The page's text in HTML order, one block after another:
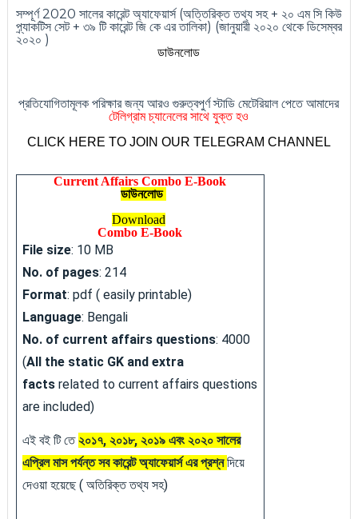
সম্পূর্ণ 2020 সালের কারেন্ট অ্যাফেয়ার্স (অত্তিরিক্ত তথ্য সহ + ২০ এম সি কিউ
প্র্যাকটিস সেট + ৩৯ টি কারেন্ট জি কে এর তালিকা) (জানুয়ারী ২০২০ থেকে ডিসেম্বর
২০২০ )
ডাউনলোড
প্রতিযোগিতামূলক পরিক্ষার জন্য আরও গুরুত্বপুর্ণ স্টাডি মেটেরিয়াল পেতে আমাদের
টেলিগ্রাম চ্যানেলের সাথে যুক্ত হও
CLICK HERE TO JOIN OUR TELEGRAM CHANNEL
Current Affairs Combo E-Book
ডাউনলোড
Download
Combo E-Book
File size: 10 MB
No. of pages: 214
Format: pdf ( easily printable)
Language: Bengali
No. of current affairs questions: 4000
(All the static GK and extra
facts related to current affairs questions
are included)
এই বই টি তে২০১৭, ২০১৮, ২০১৯ এবং ২০২০ সালের
এপ্রিল মাস পর্যন্ত সব কারেন্ট অ্যাফেয়ার্স এর প্রশ্নদিয়ে
দেওয়া হয়েছে ( অতিরিক্ত তথ্য সহ)